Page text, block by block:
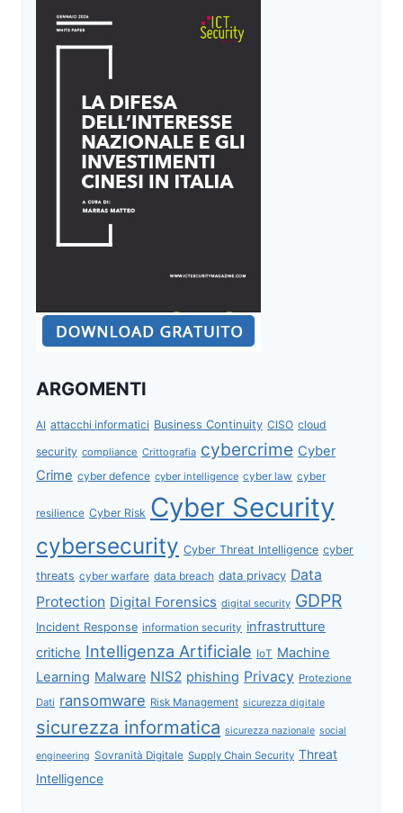
ARGOMENTI
AI attacchi informatici Business Continuity CISO cloud
security compliance Crittografia cybercrime Cyber
Crime cyber defence cyber intelligence cyber law cyber
resilience Cyber Risk Cyber Security
cybersecurity Cyber Threat Intelligence cyber
threats cyber warfare data breach data privacy Data
Protection Digital Forensics digital security GDPR
Incident Response information security infrastrutture
critiche Intelligenza Artificiale IoT Machine
Learning Malware NIS2 phishing Privacy Protezione
Dati ransomware Risk Management sicurezza digitale
sicurezza informatica sicurezza nazionale social
engineering Sovranità Digitale Supply Chain Security Threat
Intelligence